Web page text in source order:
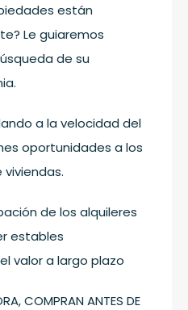
están
Le guiaremos
de su
a la velocidad del
oportunidades a los
de los alquileres
estables
valor a largo plazo
COMPRAN ANTES DE